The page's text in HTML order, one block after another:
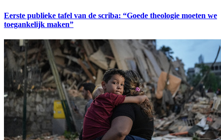
Eerste publieke tafel van de scriba: “Goede theologie moeten we
toegankelijk maken”